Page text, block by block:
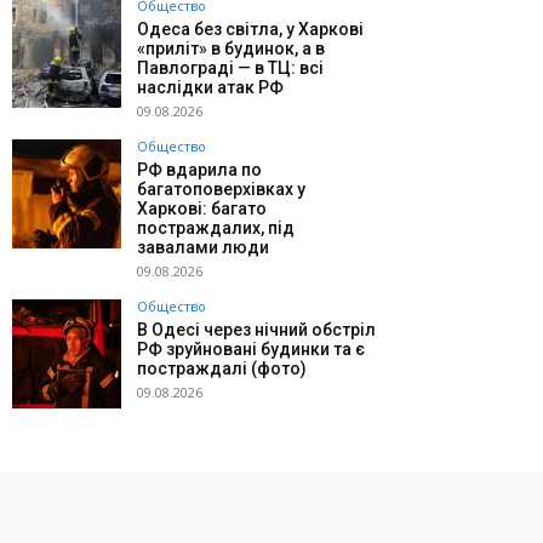
Общество
Одеса без світла, у Харкові
«приліт» в будинок, а в
Павлограді — в ТЦ: всі
наслідки атак РФ
09.08.2026
Общество
РФ вдарила по
багатоповерхівках у
Харкові: багато
постраждалих, під
завалами люди
09.08.2026
Общество
В Одесі через нічний обстріл
РФ зруйновані будинки та є
постраждалі (фото)
09.08.2026